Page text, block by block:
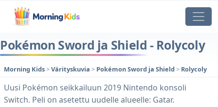
Pokémon Sword ja Shield - Rolycoly
Morning Kids>Värityskuvia > Pokémon Sword ja Shield > Rolycoly
Uusi Pokémon seikkailuun 2019 Nintendo konsoli
Switch. Peli on asetettu uudelle alueelle: Gatar.